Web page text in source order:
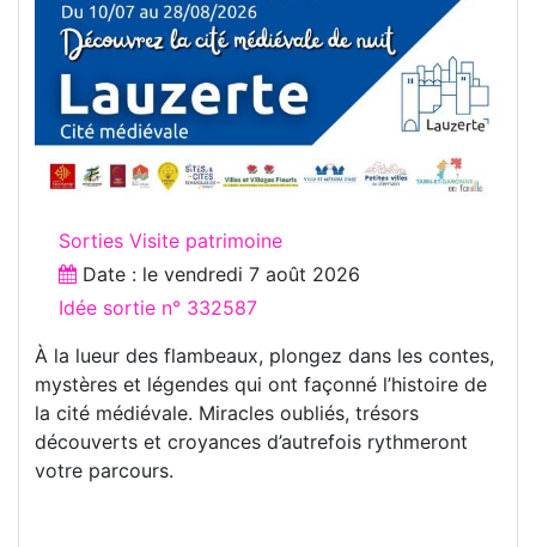
Sorties Visite patrimoine
Date : le vendredi 7 août 2026
Idée sortie n° 332587
À la lueur des flambeaux, plongez dans les contes,
mystères et légendes qui ont façonné l’histoire de
la cité médiévale. Miracles oubliés, trésors
découverts et croyances d’autrefois rythmeront
votre parcours.